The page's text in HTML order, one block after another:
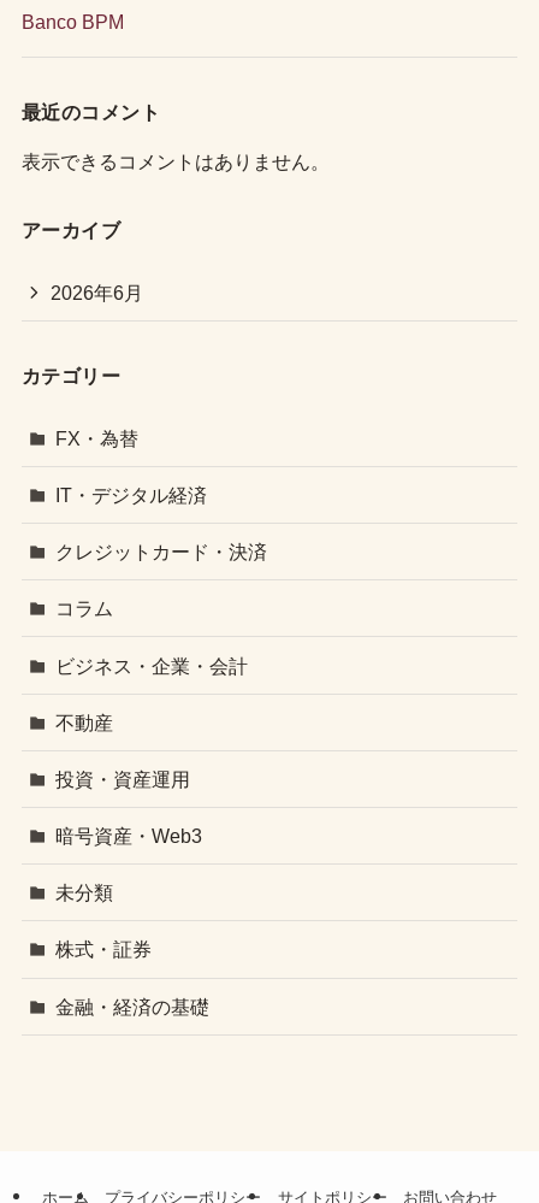
Banco BPM
最近のコメント
表示できるコメントはありません。
アーカイブ
2026年6月
カテゴリー
FX・為替
IT・デジタル経済
クレジットカード・決済
コラム
ビジネス・企業・会計
不動産
投資・資産運用
暗号資産・Web3
未分類
株式・証券
金融・経済の基礎
ホーム プライバシーポリシー サイトポリシー お問い合わせ